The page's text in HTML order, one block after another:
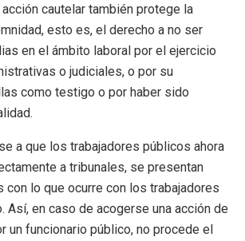
cautelar también protege la
esto es, el derecho a no ser
en el ámbito laboral por el ejercicio
o judiciales, o por su
como testigo o por haber sido
a que los trabajadores públicos ahora
a tribunales, se presentan
lo que ocurre con los trabajadores
Así, en caso de acogerse una acción de
un funcionario público, no procede el